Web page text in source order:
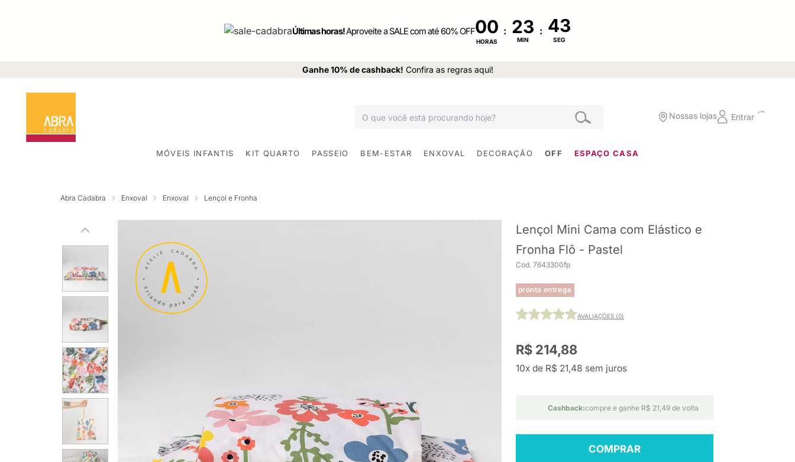
Últimas horas!Aproveite a SALE com até 60% OFF00
HORAS
:
MIN
:
SEG
Ganhe 10% de cashback! Confira as regras aqui!
Nossas lojas Entrar
MÓVEIS INFANTIS KIT QUARTO PASSEIO BEM-ESTAR ENXOVAL DECORAÇÃO OFF ESPAÇO CASA
Abra Cadabra Enxoval Enxoval Lençol e Fronha
Lençol Mini Cama com Elástico e
Fronha Flô - Pastel
Cod. 7643300fp
pronta entrega
AVALIAÇÕES (0)
R$ 214,88
10x de R$ 21,48 sem juros
Cashback:compre e ganhe R$ 21,49 de volta
COMPRAR